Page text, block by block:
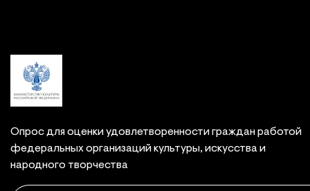
Опрос для оценки удовлетворенности граждан работой
федеральных организаций культуры, искусства и
народного творчества